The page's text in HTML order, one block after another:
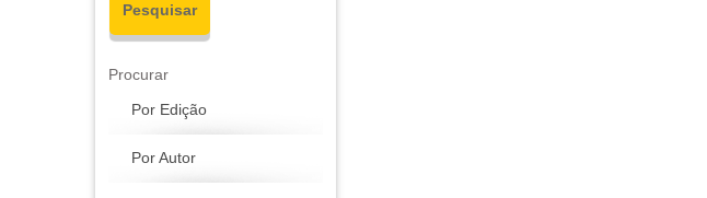
Procurar
Por Edição
Por Autor